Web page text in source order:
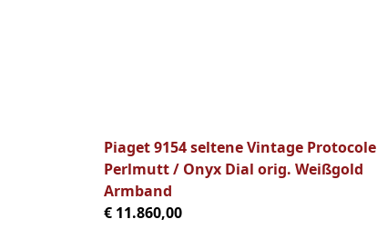
Piaget 9154 seltene Vintage Protocole
Perlmutt / Onyx Dial orig. Weißgold
Armband
€ 11.860,00